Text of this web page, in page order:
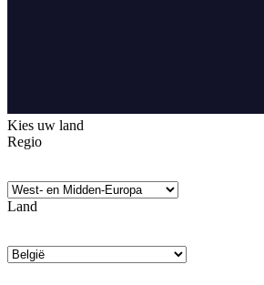
Kies uw land
Regio
Land